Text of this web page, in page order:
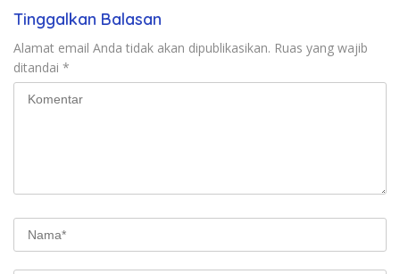
Tinggalkan Balasan
Alamat email Anda tidak akan dipublikasikan. Ruas yang wajib
ditandai *